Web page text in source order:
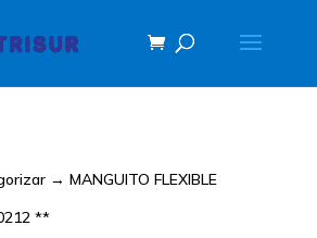
→ MANGUITO FLEXIBLE
**